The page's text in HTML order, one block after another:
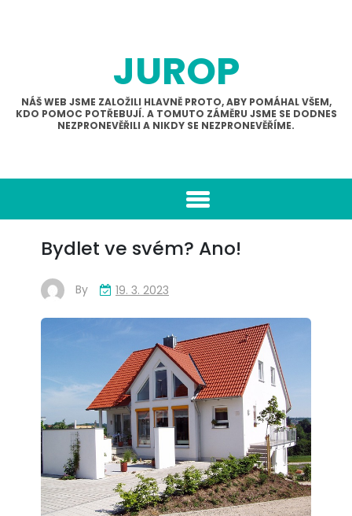
JUROP
NÁŠ WEB JSME ZALOŽILI HLAVNĚ PROTO, ABY POMÁHAL VŠEM,
KDO POMOC POTŘEBUJÍ. A TOMUTO ZÁMĚRU JSME SE DODNES
NEZPRONEVĚŘILI A NIKDY SE NEZPRONEVĚŘÍME.
Bydlet ve svém? Ano!
By 19. 3. 2023